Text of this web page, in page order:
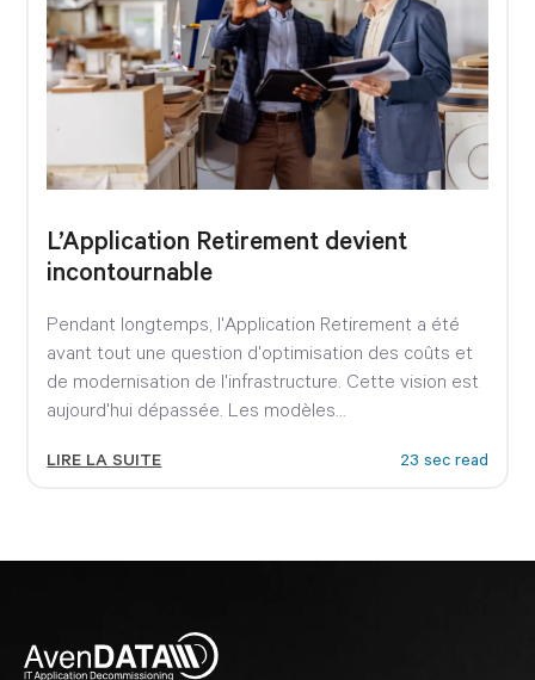
L’Application Retirement devient
incontournable
Pendant longtemps, l'Application Retirement a été
avant tout une question d'optimisation des coûts et
de modernisation de l'infrastructure. Cette vision est
aujourd'hui dépassée. Les modèles...
LIRE LA SUITE 23 sec read